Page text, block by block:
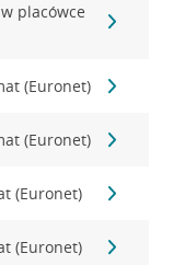
placówce
(Euronet)
(Euronet)
(Euronet)
(Euronet)